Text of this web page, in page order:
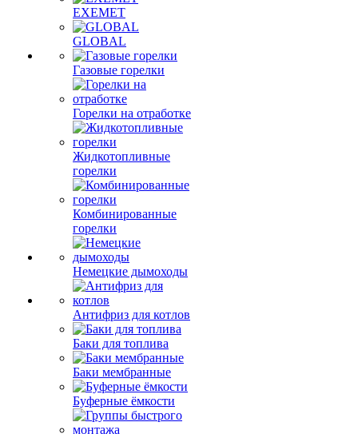
EXEMET
GLOBAL
Газовые горелки
Горелки на отработке
Жидкотопливные
горелки
Комбинированные
горелки
Немецкие дымоходы
Антифриз для котлов
Баки для топлива
Баки мембранные
Буферные ёмкости